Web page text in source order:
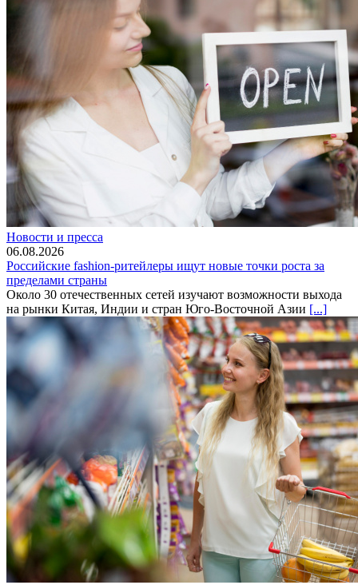
Новости и пресса
06.08.2026
Российские fashion-ритейлеры ищут новые точки роста за
пределами страны
Около 30 отечественных сетей изучают возможности выхода
на рынки Китая, Индии и стран Юго-Восточной Азии [...]